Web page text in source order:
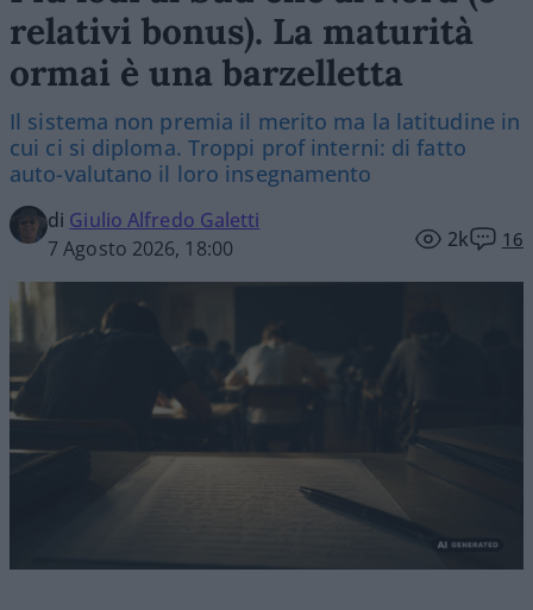
relativi bonus). La maturità
ormai è una barzelletta
Il sistema non premia il merito ma la latitudine in
cui ci si diploma. Troppi prof interni: di fatto
auto-valutano il loro insegnamento
di Giulio Alfredo Galetti
7 Agosto 2026, 18:00
2k 16